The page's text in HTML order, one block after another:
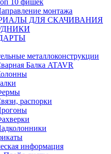
10 фишек
монтажа
ДЛЯ СКАЧИВАНИЯ
металлоконструкции
Балка ATAVR
распорки
информация